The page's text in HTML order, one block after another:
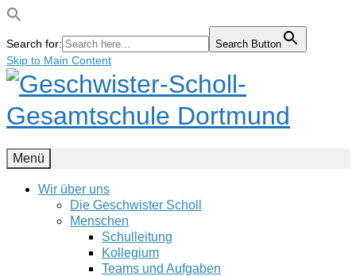
Search for: Search Button
Skip to Main Content
Menü
Wir über uns
Die Geschwister Scholl
Menschen
Schulleitung
Kollegium
Teams und Aufgaben